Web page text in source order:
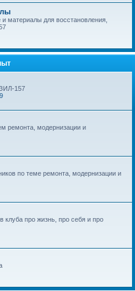
материалы для восстановления,
157
ремонта, модернизации и
по теме ремонта, модернизации и
клуба про жизнь, про себя и про